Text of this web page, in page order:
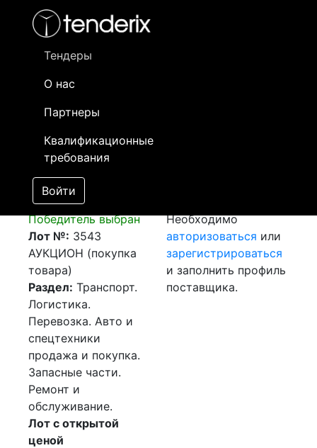
Тендеры
О нас
Партнеры
Квалификационные
требования
Войти
- активный лот
- сохраненный лот (не опубликован)
Закупка: Перевозка
Шымкент (РК) -
п.Жибек-Жолы,
Акмолинская обл.
(РК)[Завершен]
Победитель выбран
Лот №: 3543
АУКЦИОН (покупка
товара)
Раздел: Транспорт.
Логистика.
Перевозка. Авто и
спецтехники
продажа и покупка.
Запасные части.
Ремонт и
обслуживание.
Лот с открытой
ценой
Необходимо
авторизоваться или
зарегистрироваться
и заполнить профиль
поставщика.